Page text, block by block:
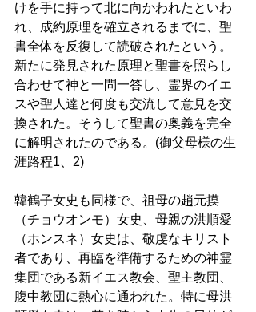
けを手に持って北に向かわれたといわ
れ、成約原理を確立されるまでに、聖
書全体を反復して読破されたという。
新たに発見された原理と聖書を照らし
合わせて神と一問一答し、霊界のイエ
スや聖人達と何度も交流して意見を交
換された。そうして聖書の奥義を完全
に解明されたのである。(御父母様の生
涯路程1、2)
韓鶴子女史も同様で、祖母の趙元摸
（チョウオンモ）女史、母親の洪順愛
（ホンスネ）女史は、敬虔なキリスト
者であり、再臨を準備するための神霊
集団である新イエス教会、聖主教団、
腹中教団に熱心に通われた。特に母洪